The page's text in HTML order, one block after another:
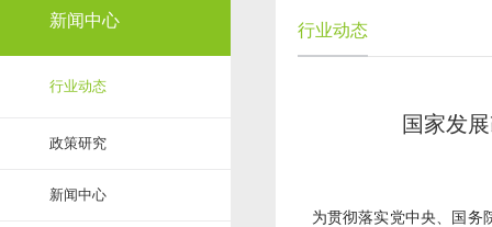
新闻中心
行业动态
政策研究
新闻中心
行业动态
国家发
为贯彻落实党中央、国务